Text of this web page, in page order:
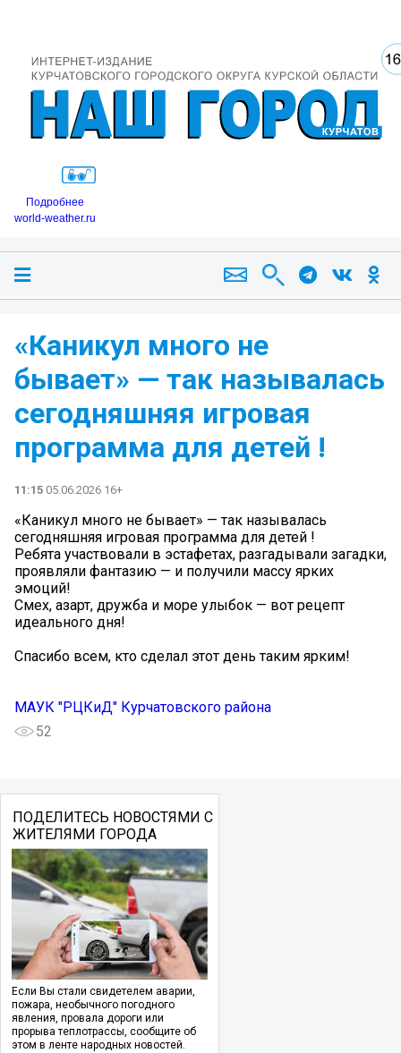
Подробнее
world-weather.ru
«Каникул много не
бывает» — так называлась
сегодняшняя игровая
программа для детей !
11:15 05.06.2026 16+
«Каникул много не бывает» — так называлась
сегодняшняя игровая программа для детей !
Ребята участвовали в эстафетах, разгадывали загадки,
проявляли фантазию — и получили массу ярких
эмоций!
Смех, азарт, дружба и море улыбок — вот рецепт
идеального дня!
Спасибо всем, кто сделал этот день таким ярким!
МАУК "РЦКиД" Курчатовского района
52
ПОДЕЛИТЕСЬ НОВОСТЯМИ С
ЖИТЕЛЯМИ ГОРОДА
Если Вы стали свидетелем аварии,
пожара, необычного погодного
явления, провала дороги или
прорыва теплотрассы, сообщите об
этом в ленте народных новостей.